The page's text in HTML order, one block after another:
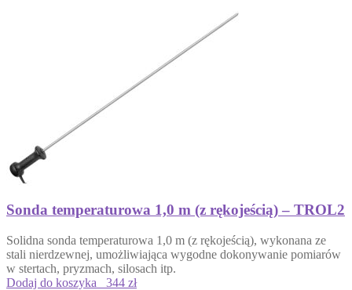
Sonda temperaturowa 1,0 m (z rękojeścią) – TROL2
Solidna sonda temperaturowa 1,0 m (z rękojeścią), wykonana ze
stali nierdzewnej, umożliwiająca wygodne dokonywanie pomiarów
w stertach, pryzmach, silosach itp.
Dodaj do koszyka
344 zł